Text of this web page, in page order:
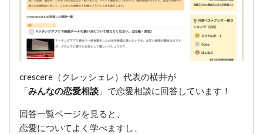
crescere（クレッシェレ）代表の横井が
「みんなの恋愛相談」で恋愛相談に回答しています！
回答一覧ページを見ると、
恋愛についてよく学べますし、